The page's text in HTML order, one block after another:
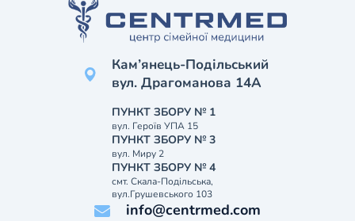
Кам’янець-Подільський
вул. Драгоманова 14А
ПУНКТ ЗБОРУ № 1
вул. Героїв УПА 15
ПУНКТ ЗБОРУ № 3
вул. Миру 2
ПУНКТ ЗБОРУ № 4
смт. Скала-Подільська,
вул.Грушевського 103
info@centrmed.com